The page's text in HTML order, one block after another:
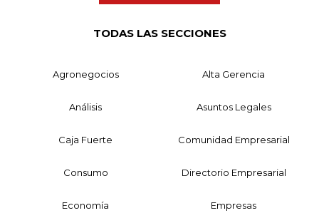
TODAS LAS SECCIONES
Agronegocios Alta Gerencia
Análisis Asuntos Legales
Caja Fuerte Comunidad Empresarial
Consumo Directorio Empresarial
Economía Empresas